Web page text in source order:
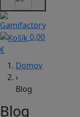
0,00
€
Domov
›
Blog
Blog